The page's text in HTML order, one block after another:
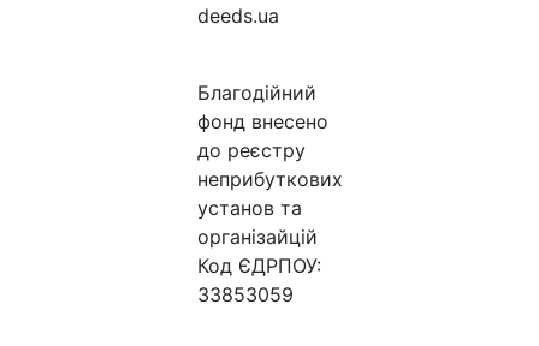
deeds.ua
Благодійний
фонд внесено
до реєстру
неприбуткових
установ та
організайцій
Код ЄДРПОУ:
33853059